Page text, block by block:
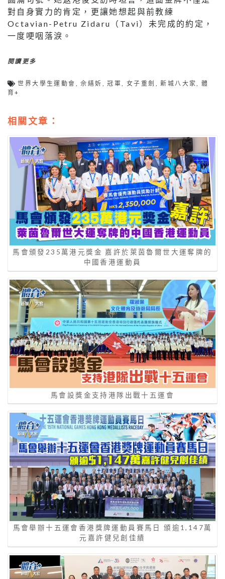
對自身實力的肯定，更讓她想起與前教練
Octavian-Petru Zidaru（Tavi）未完成的約定，
一度哽咽落淚。
閱讀更多
世界大學生運動會 ,佘繕妡 ,冠軍,女子重劍 ,新城八大家,體
育+
相關文章：
馬會頒發235萬港元獎金 嘉許於萊茵魯爾世大運奪牌的
中國香港運動員
馬會設獎金支持港隊出戰十五運會
馬會舉辦十五運會香港獎牌運動員賽馬日 頒逾1,147萬
元嘉許健兒創佳績